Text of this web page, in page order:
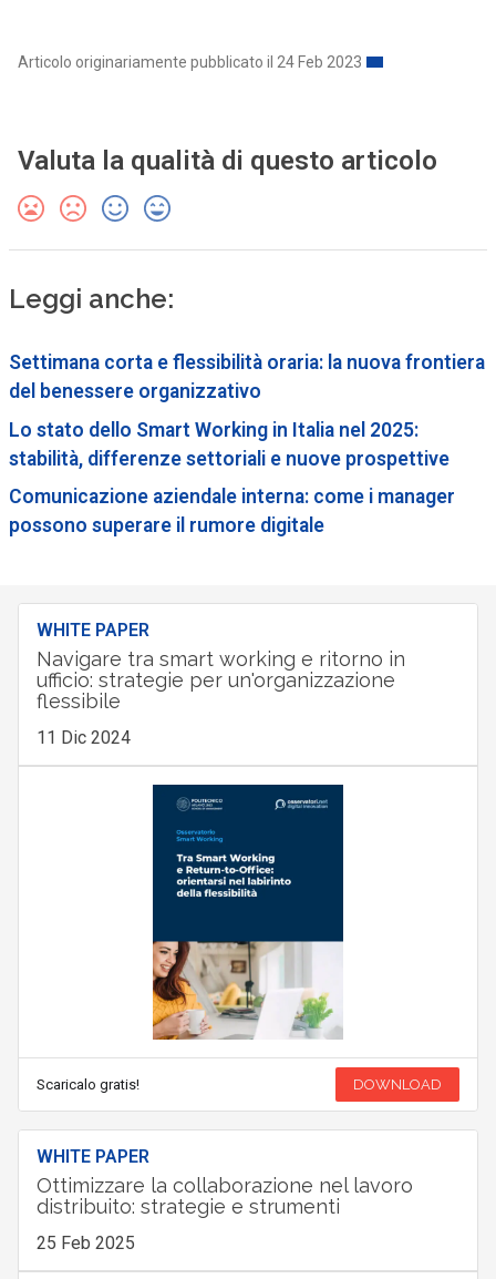
Articolo originariamente pubblicato il 24 Feb 2023
Valuta la qualità di questo articolo
Leggi anche:
Settimana corta e flessibilità oraria: la nuova frontiera
del benessere organizzativo
Lo stato dello Smart Working in Italia nel 2025:
stabilità, differenze settoriali e nuove prospettive
Comunicazione aziendale interna: come i manager
possono superare il rumore digitale
WHITE PAPER
Navigare tra smart working e ritorno in
ufficio: strategie per un'organizzazione
flessibile
11 Dic 2024
Scaricalo gratis! DOWNLOAD
WHITE PAPER
Ottimizzare la collaborazione nel lavoro
distribuito: strategie e strumenti
25 Feb 2025